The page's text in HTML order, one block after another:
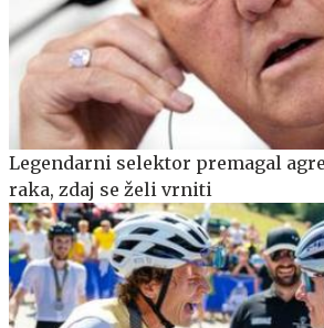
Legendarni selektor premagal
raka, zdaj se želi vrniti